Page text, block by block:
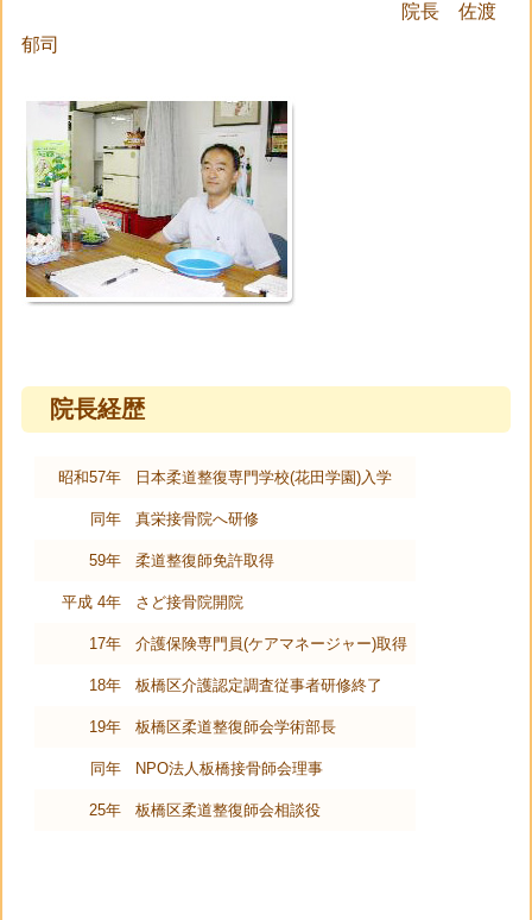
院長 佐渡
郁司
院長経歴
昭和57年 日本柔道整復専門学校(花田学園)入学
同年 真栄接骨院へ研修
59年 柔道整復師免許取得
平成 4年 さど接骨院開院
17年 介護保険専門員(ケアマネージャー)取得
18年 板橋区介護認定調査従事者研修終了
19年 板橋区柔道整復師会学術部長
同年 NPO法人板橋接骨師会理事
25年 板橋区柔道整復師会相談役